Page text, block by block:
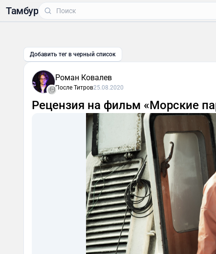
Тамбур
Добавить тег в черный список
Роман Ковалев
После Титров25.08.2020
Рецензия на фильм «Морские